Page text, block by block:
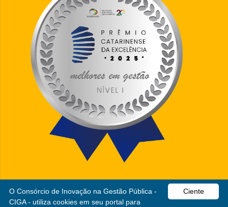
Ciente
O Consórcio de Inovação na Gestão Pública -
CIGA - utiliza cookies em seu portal para